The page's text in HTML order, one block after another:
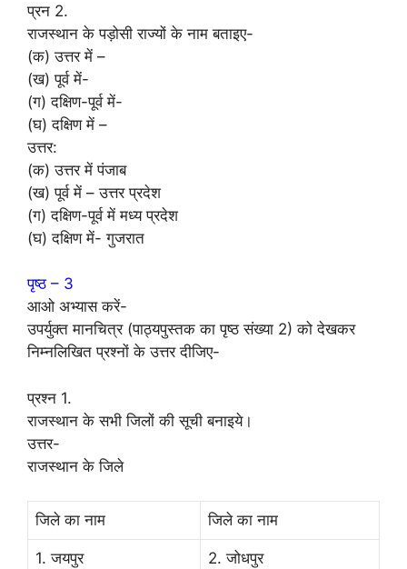
प्रन 2.
राजस्थान के पड़ोसी राज्यों के नाम बताइए-
(क) उत्तर में –
(ख) पूर्व में-
(ग) दक्षिण-पूर्व में-
(घ) दक्षिण में –
उत्तर:
(क) उत्तर में पंजाब
(ख) पूर्व में – उत्तर प्रदेश
(ग) दक्षिण-पूर्व में मध्य प्रदेश
(घ) दक्षिण में- गुजरात
पृष्ठ – 3
आओ अभ्यास करें-
उपर्युक्त मानचित्र (पाठ्यपुस्तक का पृष्ठ संख्या 2) को देखकर
निम्नलिखित प्रश्नों के उत्तर दीजिए-
प्रश्न 1.
राजस्थान के सभी जिलों की सूची बनाइये।
उत्तर-
राजस्थान के जिले
जिले का नाम जिले का नाम
1. जयपुर 2. जोधपुर